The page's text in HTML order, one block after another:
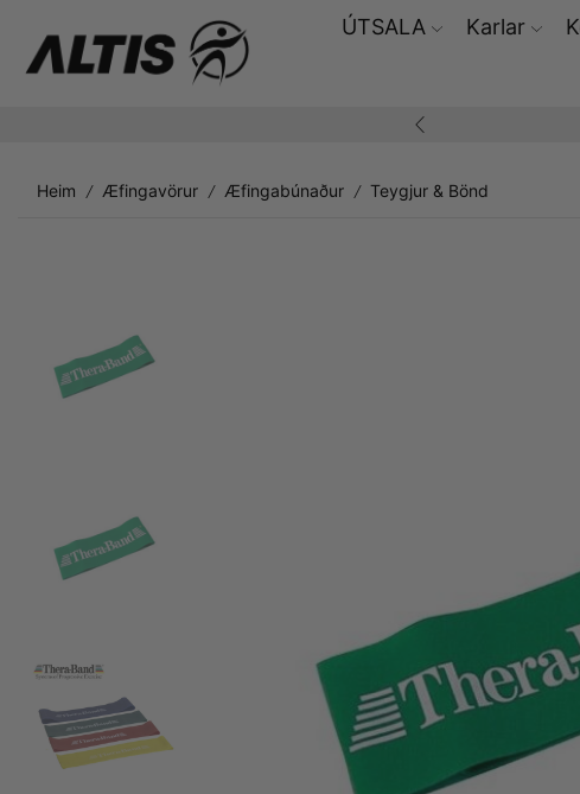
ÚTSALA Karlar
Heim / Æfingavörur / Æfingabúnaður / Teygjur & Bönd